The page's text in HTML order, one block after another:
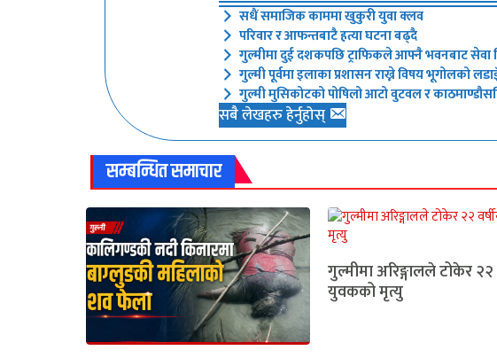
सधैं समाजिक काममा खुकुरी युवा क्लव
परिवार र आफन्तबाटै हत्या घटना बढ्दै
गुल्मीमा दुई दशकपछि ट्राफिकले आफ्नै भवनबाट सेवा
गुल्मी पूर्वमा इलाका प्रशासन राख्ने विषय भूगोलको
गुल्मी मुसिकोटको पोषिलो आटो वुटवल र
सबै लेखहरु हेर्नुहोस्
सम्बन्धित समाचार
गुल्मीमा अरिङ्गालले टोकेर २२
युवकको मृत्यु